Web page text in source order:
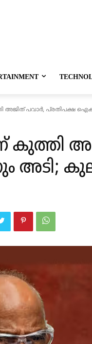
അജിത് പവാര്‍, പ്രതിപക്ഷ
കുത്തി
അടി;